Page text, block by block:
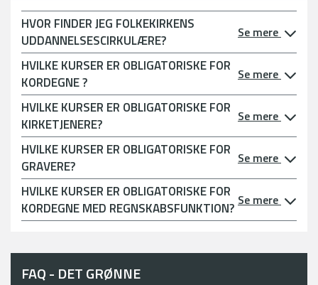
HVOR FINDER JEG FOLKEKIRKENS
UDDANNELSESCIRKULÆRE?
Se mere
HVILKE KURSER ER OBLIGATORISKE FOR
KORDEGNE ?
Se mere
HVILKE KURSER ER OBLIGATORISKE FOR
KIRKETJENERE?
Se mere
HVILKE KURSER ER OBLIGATORISKE FOR
GRAVERE?
Se mere
HVILKE KURSER ER OBLIGATORISKE FOR
KORDEGNE MED REGNSKABSFUNKTION? Se mere
FAQ - DET GRØNNE